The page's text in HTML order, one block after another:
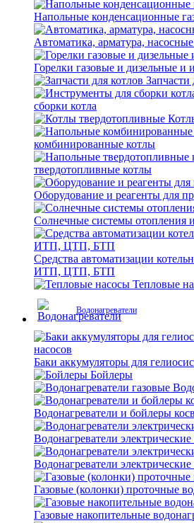
Напольные конденсационные
Автоматика, арматура,
Горелки газовые и дизельные и
Запчасти
сборки котла
комбинированные котлы
твердотопливные котлы
Оборудование и реагенты для
Солнечные системы отопления
Средства автоматизации
ИТП, ЦТП, БТП
Тепловые
Водонагреватели
Баки аккумуляторы для
Бойлеры
Водонагреватели и бойлеры
Водонагреватели
Водонагреватели
Газовые (колонки) проточные
Газовые накопительные